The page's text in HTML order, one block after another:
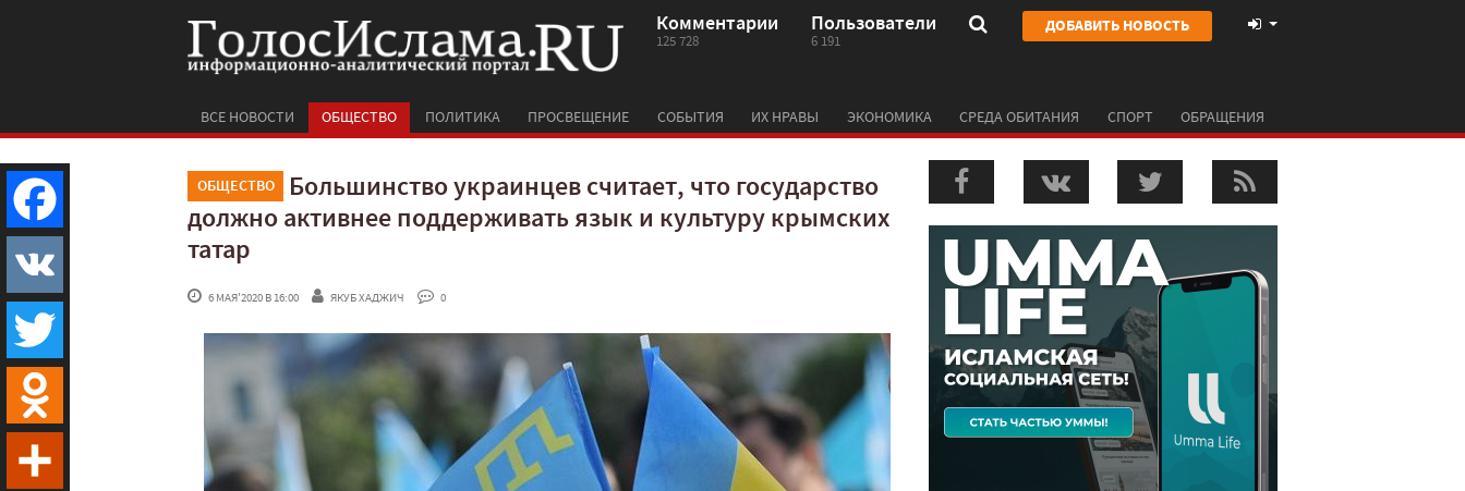
Комментарии
125 728
Пользователи
6 191
ДОБАВИТЬ НОВОСТЬ
ВСЕ НОВОСТИ ОБЩЕСТВО ПОЛИТИКА ПРОСВЕЩЕНИЕ СОБЫТИЯ ИХ НРАВЫ ЭКОНОМИКА СРЕДА ОБИТАНИЯ СПОРТ ОБРАЩЕНИЯ
ОБЩЕСТВО
Большинство украинцев считает, что государство
должно активнее поддерживать язык и культуру крымских
татар
6 МАЯ'2020 В 16:00 ЯКУБ ХАДЖИЧ 0
Facebook
VK
Twitter
Odnoklassniki